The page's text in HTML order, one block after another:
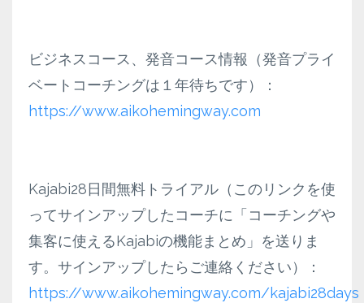
ビジネスコース、発音コース情報（発音プライ
ベートコーチングは１年待ちです）：
https://www.aikohemingway.com
Kajabi28日間無料トライアル（このリンクを使
ってサインアップしたコーチに「コーチングや
集客に使えるKajabiの機能まとめ」を送りま
す。サインアップしたらご連絡ください）：
https://www.aikohemingway.com/kajabi28days